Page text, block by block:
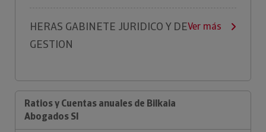
HERAS GABINETE JURIDICO Y DE
GESTION
Ver más
Ratios y Cuentas anuales de Bilkaia
Abogados Sl